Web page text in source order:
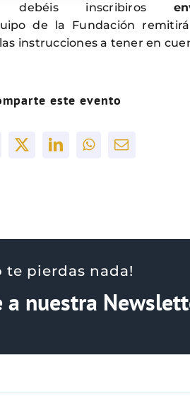
inscribiros
de la Fundación
instrucciones a tener en
este evento
te pierdas nada!
a nuestra